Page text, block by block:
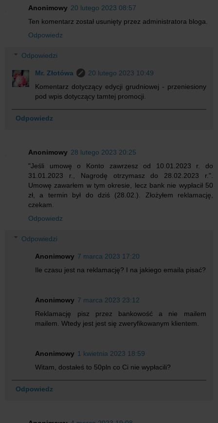
Anonimowy 20 lutego 2023 08:57
Ten komentarz został usunięty przez administratora bloga.
Odpowiedz
Odpowiedzi
Mr. Złotówa
20 lutego 2023 10:49
Komentarz dotyczący edycji grudniowej - przeniesiony
pod wpis dotyczący tamtej promocji.
Odpowiedz
Anonimowy 28 lutego 2023 20:25
"Jeśli umowę o Konto zawrzesz od 10.01.2023 r. do
31.01.2023 r., Nagrodę otrzymasz do 28.02.2023 r.".
Umowę zawarłem w tym okresie, lecz bank nie wypłacił 50
zł, a termin był do dziś (28.02.). Złożyłem reklamację,
czekam.
Odpowiedz
Odpowiedzi
Anonimowy 7 marca 2023 17:20
Ile czasu jest na reklamację? I na jakiego emaila pisać?
Anonimowy 7 marca 2023 23:12
Reklamację pisz przez bankowość a nie mailem
mailem. Wtedy jest jest się zweryfikowanym klientem.
Anonimowy 1 kwietnia 2023 18:59
Witam, dostałeś to 50pln co Ci nie wypłacili?
Odpowiedz